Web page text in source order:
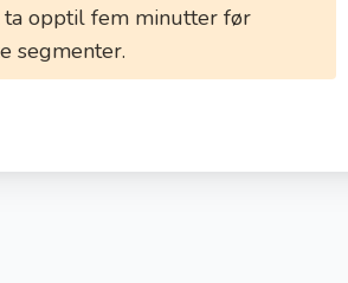
opptil fem minutter før
segmenter.